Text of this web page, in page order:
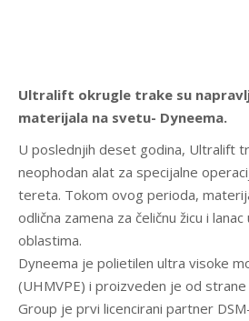
Ultralift okrugle trake su
materijala na svetu- Dyneema.
U poslednjih deset godina, Ultralift
neophodan alat za specijalne
tereta. Tokom ovog perioda,
odlična zamena za čeličnu žicu i
oblastima.
Dyneema je polietilen ultra visoke
(UHMVPE) i proizveden je od strane
Group je prvi licencirani partner